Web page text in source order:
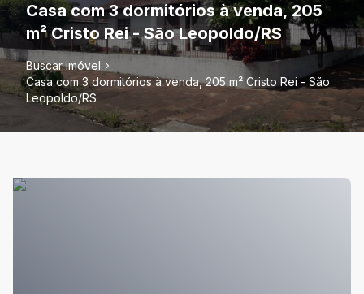
Casa com 3 dormitórios à venda, 205
m² Cristo Rei - São Leopoldo/RS
Buscar imóvel
Casa com 3 dormitórios à venda, 205 m² Cristo Rei - São
Leopoldo/RS